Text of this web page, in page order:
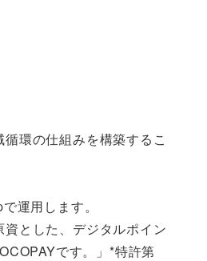
環の仕組みを構築するこ
運用します。
とした、デジタルポイン
です。」*特許第